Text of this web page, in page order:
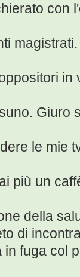
con
in
Giuro
le mie
più un
della
di
fuga col